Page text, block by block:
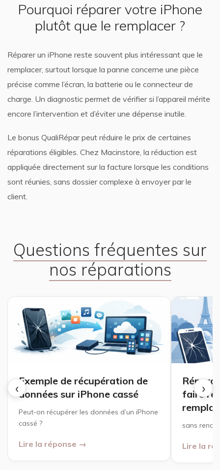
Pourquoi réparer votre iPhone
plutôt que le remplacer ?
Réparer un iPhone reste souvent plus intéressant que le
remplacer, surtout lorsque la panne concerne une pièce
précise comme l’écran, la batterie ou le connecteur de
charge. Un diagnostic permet de vérifier si l’appareil mérite
encore l’intervention et d’éviter une dépense inutile.
Le bonus QualiRépar peut réduire le prix de certaines
réparations éligibles. Chez Macinstore, la réduction est
appliquée directement sur la facture lorsque les conditions
sont réunies, sans dossier complexe à envoyer par le
client.
Questions fréquentes sur
nos réparations
‹ ›
Exemple de récupération de
données sur iPhone cassé
Peut-on récupérer les données d’un iPhone
cassé ?
Lire la réponse →
faire
sans
Lire la